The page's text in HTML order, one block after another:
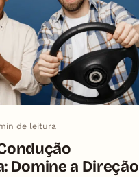
de leitura
Domine a Direção